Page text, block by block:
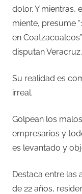
dolor. Y mientras,
miente, presume
en
disputan Veracruz.
Su realidad es
irreal.
Golpean los
empresarios y
es levantado y
Destaca entre las
de 22 años,